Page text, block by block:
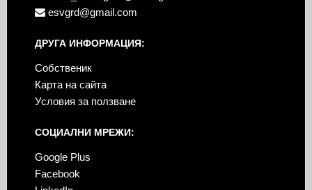
esvgrd@gmail.com
ДРУГА ИНФОРМАЦИЯ:
Собственик
Карта на сайта
Условия за ползване
СОЦИАЛНИ МРЕЖИ:
Google Plus
Facebook